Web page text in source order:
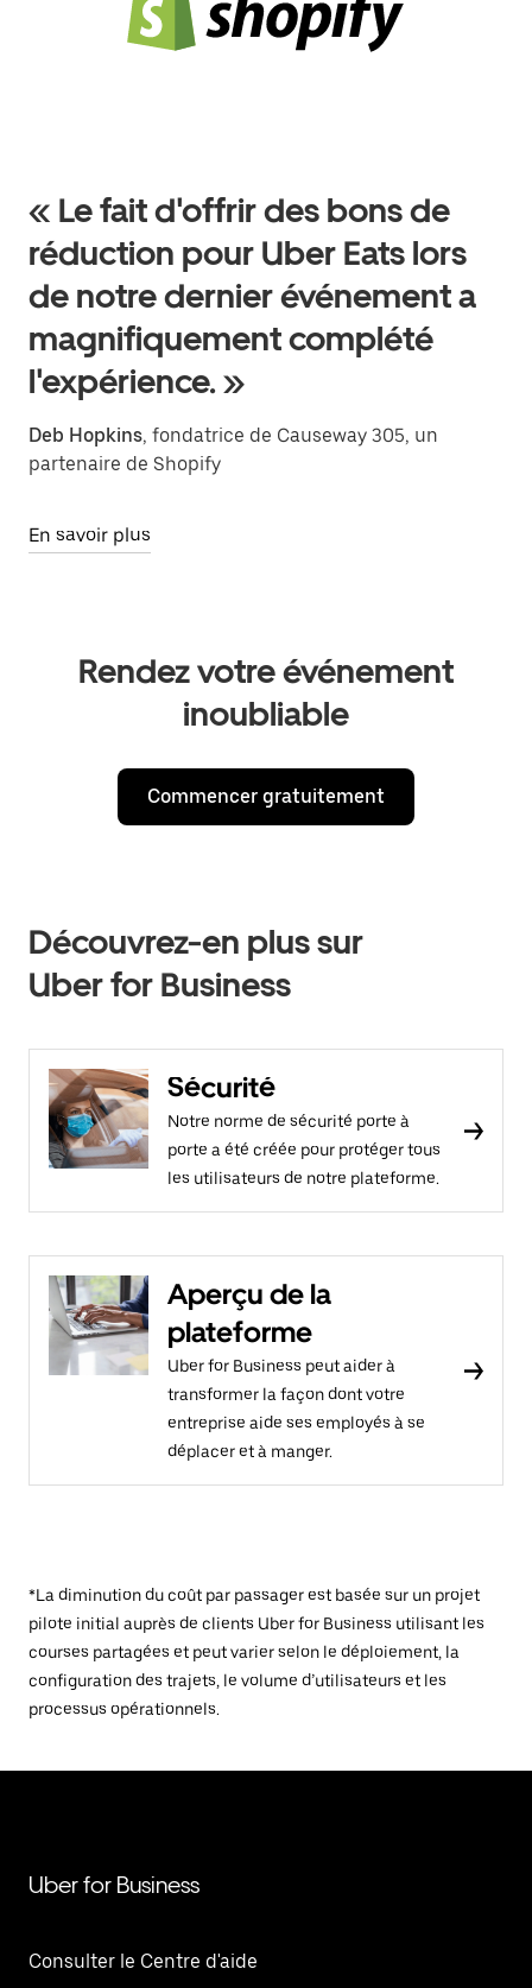
« Le fait d'offrir des bons de
réduction pour Uber Eats lors
de notre dernier événement a
magnifiquement complété
l'expérience. »
Deb Hopkins, fondatrice de Causeway 305, un
partenaire de Shopify
En savoir plus
Rendez votre événement
inoubliable
Commencer gratuitement
Découvrez-en plus sur
Uber for Business
Sécurité
Notre norme de sécurité porte à
porte a été créée pour protéger tous
les utilisateurs de notre plateforme.
Aperçu de la
plateforme
Uber for Business peut aider à
transformer la façon dont votre
entreprise aide ses employés à se
déplacer et à manger.
*La diminution du coût par passager est basée sur un projet
pilote initial auprès de clients Uber for Business utilisant les
courses partagées et peut varier selon le déploiement, la
configuration des trajets, le volume d’utilisateurs et les
processus opérationnels.
Uber for Business
Consulter le Centre d'aide